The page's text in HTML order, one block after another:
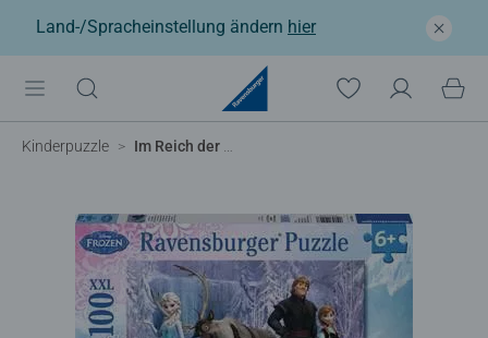
Land-/Spracheinstellung ändern hier
Kinderpuzzle Im Reich der Schneekönigin